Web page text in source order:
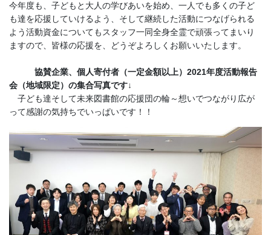
今年度も、子どもと大人の学びあいを始め、一人でも多くの子ど
も達を応援していけるよう、そして継続した活動につなげられる
よう活動資金についてもスタッフ一同全身全霊で頑張ってまいり
ますので、皆様の応援を、どうぞよろしくお願いいたします。
協賛企業、個人寄付者（一定金額以上）2021年度活動報告
会（地域限定）の集合写真です↓
子ども達そして未来図書館の応援団の輪～想いでつながり広が
って感謝の気持ちでいっぱいです！！